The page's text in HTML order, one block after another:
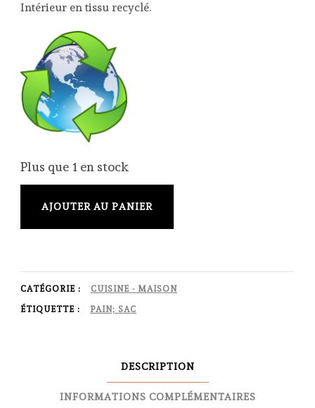
Intérieur en tissu recyclé.
Plus que 1 en stock
pain
-
AJOUTER AU PANIER
CATÉGORIE : CUISINE - MAISON
ÉTIQUETTE : PAIN; SAC
DESCRIPTION
INFORMATIONS COMPLÉMENTAIRES